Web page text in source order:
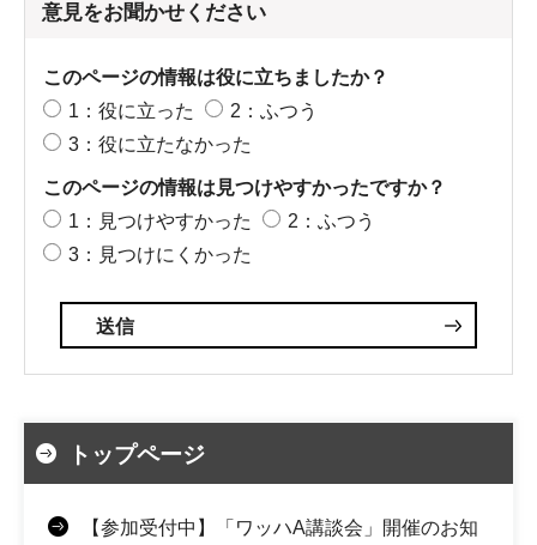
意見をお聞かせください
このページの情報は役に立ちましたか？
1：役に立った
2：ふつう
3：役に立たなかった
このページの情報は見つけやすかったですか？
1：見つけやすかった
2：ふつう
3：見つけにくかった
トップページ
【参加受付中】「ワッハA講談会」開催のお知